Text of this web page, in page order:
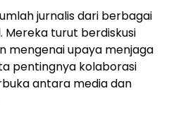
jurnalis dari berbagai
Mereka turut berdiskusi
mengenai upaya menjaga
pentingnya kolaborasi
antara media dan